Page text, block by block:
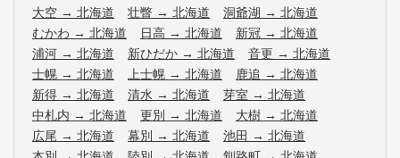
大空 → 北海道 壮瞥 → 北海道 洞爺湖 → 北海道
むかわ → 北海道 日高 → 北海道 新冠 → 北海道
浦河 → 北海道 新ひだか → 北海道 音更 → 北海道
士幌 → 北海道 上士幌 → 北海道 鹿追 → 北海道
新得 → 北海道 清水 → 北海道 芽室 → 北海道
中札内 → 北海道 更別 → 北海道 大樹 → 北海道
広尾 → 北海道 幕別 → 北海道 池田 → 北海道